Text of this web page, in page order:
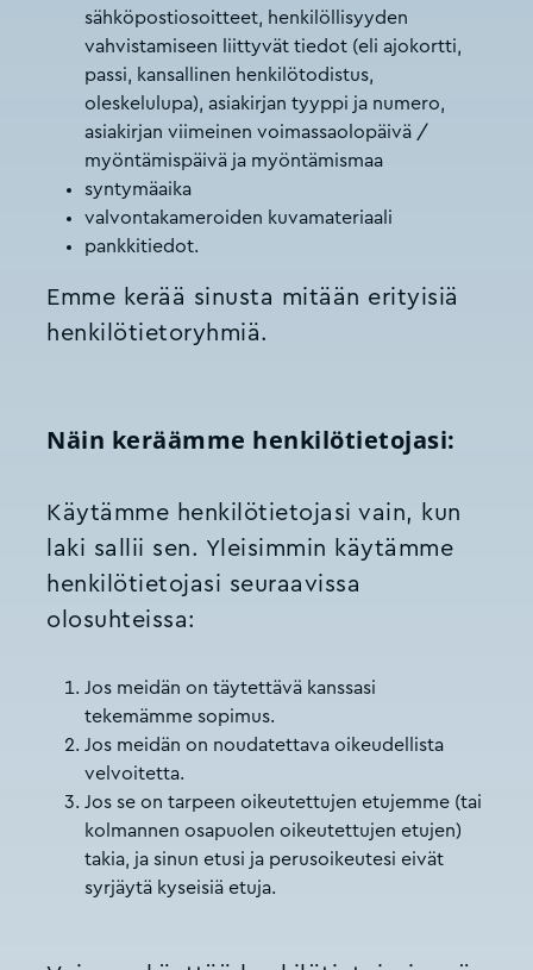
sähköpostiosoitteet, henkilöllisyyden
vahvistamiseen liittyvät tiedot (eli ajokortti,
passi, kansallinen henkilötodistus,
oleskelulupa), asiakirjan tyyppi ja numero,
asiakirjan viimeinen voimassaolopäivä /
myöntämispäivä ja myöntämismaa
syntymäaika
valvontakameroiden kuvamateriaali
pankkitiedot.
Emme kerää sinusta mitään erityisiä
henkilötietoryhmiä.
Näin keräämme henkilötietojasi:
Käytämme henkilötietojasi vain, kun
laki sallii sen. Yleisimmin käytämme
henkilötietojasi seuraavissa
olosuhteissa:
Jos meidän on täytettävä kanssasi
tekemämme sopimus.
Jos meidän on noudatettava oikeudellista
velvoitetta.
Jos se on tarpeen oikeutettujen etujemme (tai
kolmannen osapuolen oikeutettujen etujen)
takia, ja sinun etusi ja perusoikeutesi eivät
syrjäytä kyseisiä etuja.